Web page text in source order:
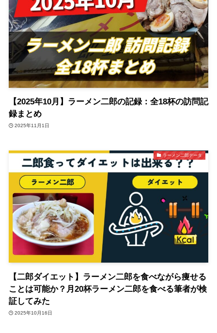
【2025年10月】ラーメン二郎の記録：全18杯の訪問記
録まとめ
2025年11月1日
ラーメン二郎データ
【二郎ダイエット】ラーメン二郎を食べながら痩せる
ことは可能か？月20杯ラーメン二郎を食べる筆者が検
証してみた
2025年10月16日